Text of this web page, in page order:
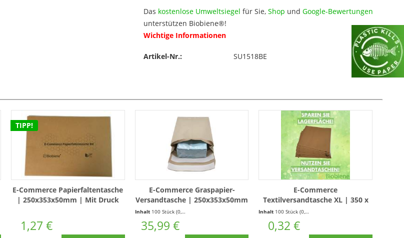
Das kostenlose Umweltsiegel für Sie,Shop undGoogle-Bewertungen
unterstützen Biobiene®!
Wichtige Informationen
Artikel-Nr.: SU1518BE
TIPP!
E-Commerce Papierfaltentasche
| 250x353x50mm | Mit Druck
1,27 €
E-Commerce Graspapier-
Versandtasche | 250x353x50mm
| 100 Stück
Inhalt 100 Stück (0,36 € * / 1 Stück)
35,99 €
E-Commerce
Textilversandtasche XL | 350 x
480mm | Retourentasche
Inhalt 100 Stück(0,00 € * / 1 Stück)
0,32 €